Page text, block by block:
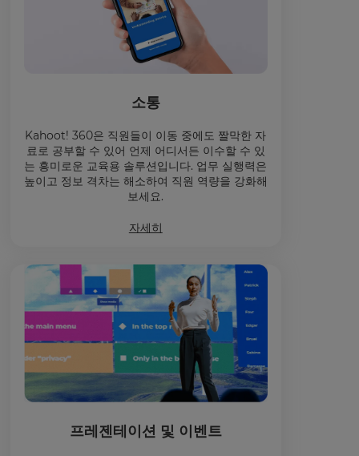
소통
Kahoot! 360은 직원들이 이동 중에도 짤막한 자
료로 공부할 수 있어 언제 어디서든 이수할 수 있
는 흥미로운 교육용 솔루션입니다. 업무 실행력은
높이고 정보 격차는 해소하여 직원 역량을 강화해
보세요.
자세히
프레젠테이션 및 이벤트